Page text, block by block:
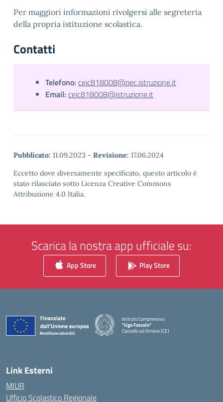
Per maggiori informazioni rivolgersi alle segreteria
della propria istituzione scolastica.
Contatti
Telefono: ceic818008@pec.istruzione.it
Email: ceic818008@istruzione.it
Pubblicato: 11.09.2023 - Revisione: 17.06.2024
Eccetto dove diversamente specificato, questo articolo è
stato rilasciato sotto Licenza Creative Commons
Attribuzione 4.0 Italia.
Scarica la nostra app ufficiale su:
App Store Play Store
Istituto Comprensivo
"Ugo Foscolo"
Cancello ed Arnone (CE)
Link Esterni
MIUR
Ufficio Scolastico Regionale